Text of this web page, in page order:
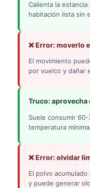
Calienta la
habitación lista sin
❌ Error: moverlo
El movimiento
por vuelco y dañar
Truco: aprovecha
Suele consumir
temperatura
❌ Error: olvidar
El polvo
y puede generar